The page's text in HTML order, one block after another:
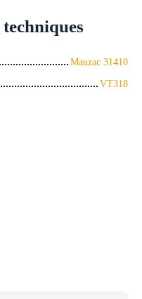
techniques
Mauzac 31410
VT318